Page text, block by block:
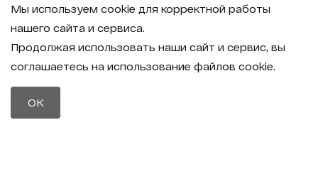
Отзывы
Политика конфиденциальности
8 (800) 600-40-37
Мы используем cookie для корректной работы
нашего сайта и сервиса.
Продолжая использовать наши сайт и сервис, вы
соглашаетесь на использование файлов cookie.
OK